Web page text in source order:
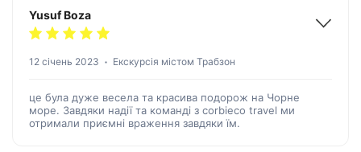
Yusuf Boza
12 січень 2023 Екскурсія містом Трабзон
це була дуже весела та красива подорож на Чорне
море. Завдяки надії та команді з corbieco travel ми
отримали приємні враження завдяки їм.